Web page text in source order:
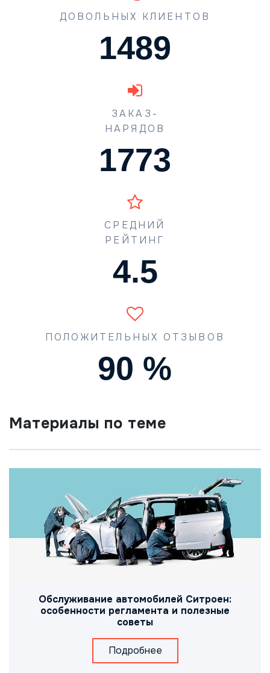
ДОВОЛЬНЫХ КЛИЕНТОВ
1489
ЗАКАЗ-
НАРЯДОВ
1773
СРЕДНИЙ
РЕЙТИНГ
4.5
ПОЛОЖИТЕЛЬНЫХ ОТЗЫВОВ
90 %
Материалы по теме
Обслуживание автомобилей Ситроен:
особенности регламента и полезные
советы
Подробнее